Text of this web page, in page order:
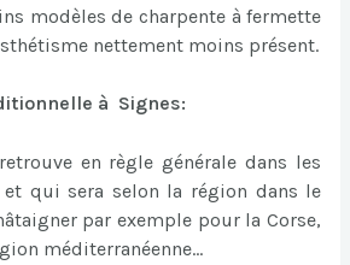
modèles de charpente à fermette
nettement moins présent.
à Signes:
en règle générale dans les
qui sera selon la région dans le
par exemple pour la Corse,
méditerranéenne…